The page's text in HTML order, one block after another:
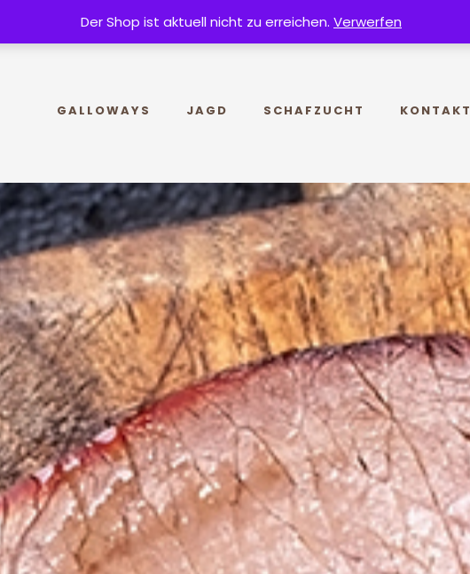
GALLOWAYS JAGD SCHAFZUCHT KONTAKT
Der Shop ist aktuell nicht zu erreichen. Verwerfen